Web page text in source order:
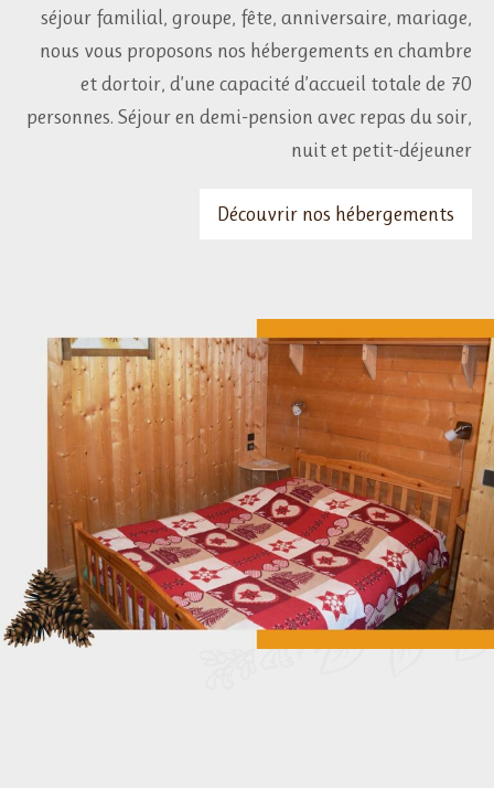
séjour familial, groupe, fête, anniversaire, mariage,
nous vous proposons nos hébergements en chambre
et dortoir, d’une capacité d’accueil totale de 70
personnes. Séjour en demi-pension avec repas du soir,
nuit et petit-déjeuner
Découvrir nos hébergements